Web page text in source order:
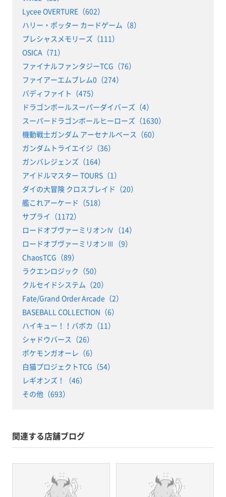
Lycee OVERTURE（602）
ハリー・ポッター カードゲーム（8）
プレシャスメモリーズ（111）
OSICA（71）
ファイナルファンタジーTCG（76）
ファイアーエムブレム0（274）
バディファイト（475）
ドラゴンボールスーパーダイバーズ（4）
スーパードラゴンボールヒーローズ（1630）
機動戦士ガンダム アーセナルベース（60）
ガンダムトライエイジ（36）
ガンバレジェンズ（164）
アイドルマスター TOURS（1）
ダイの大冒険 クロスブレイド（20）
艦これアーケード（518）
サプライ（1172）
ロードオブヴァーミリオンⅣ（14）
ロードオブヴァーミリオンⅢ（9）
ChaosTCG（89）
ラクエンロジック（50）
クルセイドシステム（20）
Fate/Grand Order Arcade（2）
BASEBALL COLLECTION（6）
ハイキュー！！バボカ（11）
シャドウバース（26）
ポケモンガオーレ（6）
白猫プロジェクトTCG（54）
レギオンズ！（46）
その他（693）
関連する店舗ブログ